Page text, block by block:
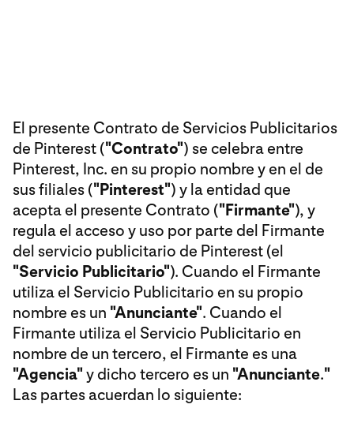
El presente Contrato de Servicios Publicitarios
de Pinterest ("Contrato") se celebra entre
Pinterest, Inc. en su propio nombre y en el de
sus filiales ("Pinterest") y la entidad que
acepta el presente Contrato ("Firmante"), y
regula el acceso y uso por parte del Firmante
del servicio publicitario de Pinterest (el
"Servicio Publicitario"). Cuando el Firmante
utiliza el Servicio Publicitario en su propio
nombre es un "Anunciante". Cuando el
Firmante utiliza el Servicio Publicitario en
nombre de un tercero, el Firmante es una
"Agencia" y dicho tercero es un "Anunciante."
Las partes acuerdan lo siguiente: